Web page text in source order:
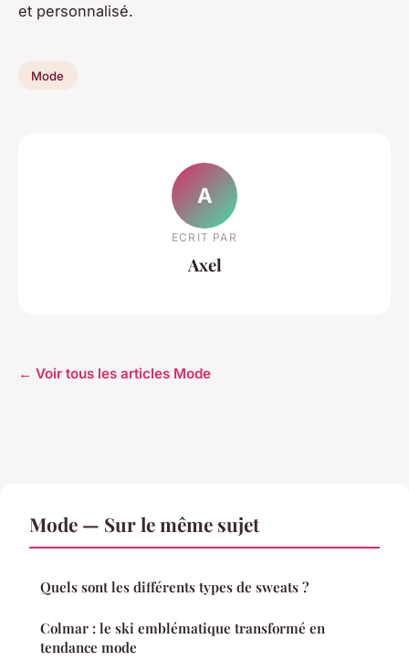
et personnalisé.
Mode
A
ECRIT PAR
Axel
← Voir tous les articles Mode
Mode — Sur le même sujet
Quels sont les différents types de sweats ?
Colmar : le ski emblématique transformé en
tendance mode